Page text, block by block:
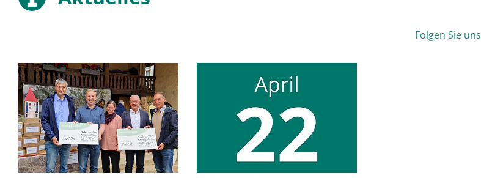
Folgen Sie uns